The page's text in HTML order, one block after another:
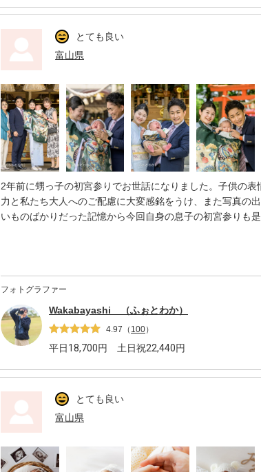
とても良い
富山県
2年前に甥っ子の初宮参りでお世話になりました。子供の表
力と私たち大人へのご配慮に大変感銘をうけ、また写真の
いものばかりだった記憶から今回自身の息子の初宮参りも
撮影当日は大変な猛暑で息子も機嫌が悪く泣いてばかりで
完全に乗せられてしまいアタフタしていましたがふぉとわ
のアプローチのお陰で、今回もとても素晴らしいお写真の
る息子を否定せず、猛暑を嘆かず、むしろこれも思い出！
す』ことにより、出来上がった写真をみて家族で『大変だ
溢れる時間ができました！
次もまたその次もお世話になりたいです。
ふぉとわかさん、本当にありがとうございました！
フォトグラファー
Wakabayashi （ふぉとわか）
4.97 （ 100）
平日18,700円 土日祝22,440円
とても良い
富山県